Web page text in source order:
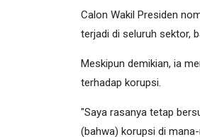
Calon Wakil Presiden
terjadi di seluruh sektor,
Meskipun demikian, ia
terhadap korupsi.
"Saya rasanya tetap
(bahwa) korupsi di